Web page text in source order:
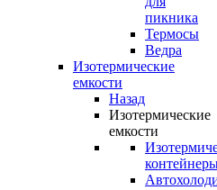
пикника
Термосы
Ведра
Изотермические
емкости
Назад
Изотермические
емкости